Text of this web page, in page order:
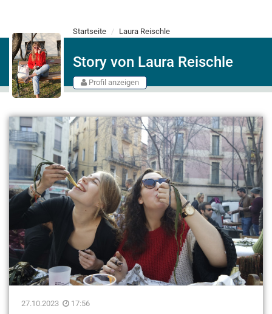
Startseite Laura Reischle
Story von Laura Reischle
Profil anzeigen
27.10.2023 17:56